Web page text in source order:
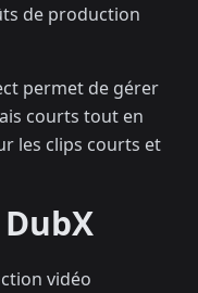
de production
permet de gérer
courts tout en
les clips courts et
vidéo